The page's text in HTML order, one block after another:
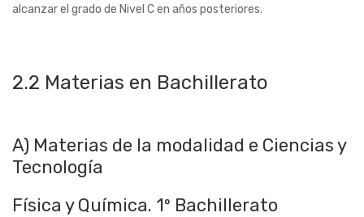
alcanzar el grado de Nivel C en años posteriores.
2.2 Materias en Bachillerato
A) Materias de la modalidad e Ciencias y
Tecnología
Física y Química. 1º Bachillerato